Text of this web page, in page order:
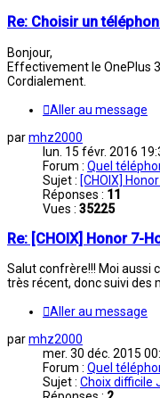
Re: Choisir un
Bonjour,
Effectivement le OnePlus
Cordialement.
Aller au message
parmhz2000
lun. 15 févr. 2016
Forum : Quel
Sujet : [CHOIX]
Réponses : 11
Vues : 35225
Re: [CHOIX] Honor 7-
Salut confrère!!! Moi aussi
très récent, donc suivi des
Aller au message
parmhz2000
mer. 30 déc. 2015
Forum : Quel
Sujet : Choix difficile